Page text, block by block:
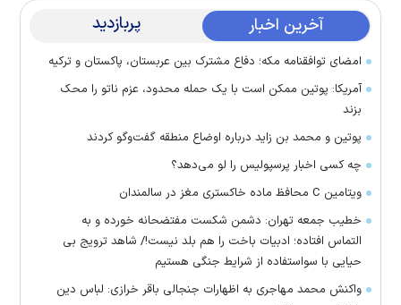
آخرین اخبار پربازدید
امضای توافقنامه مکه؛ دفاع مشترک بین عربستان، پاکستان و ترکیه
آمریکا: پوتین ممکن است با یک حمله محدود، عزم ناتو را محک
بزند
پوتین و محمد بن زاید درباره اوضاع منطقه گفت‌وگو کردند
چه کسی اخبار پرسپولیس را لو می‌دهد؟
ویتامین C محافظ ماده خاکستری مغز در سالمندان
خطیب جمعه تهران: دشمن شکست مفتضحانه خورده و به
التماس افتاده؛ ادبیات باخت را هم بلد نیست!/ شاهد ترویج بی
حیایی با سواستفاده از شرایط جنگی هستیم
واکنش محمد مهاجری به اظهارات جنجالی باقر خرازی: لباس دین